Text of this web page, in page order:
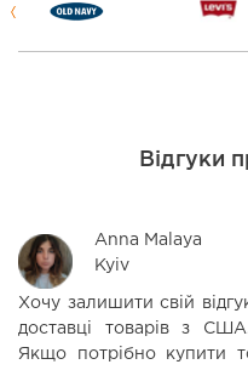
Відгуки
Anna Malaya
Kyiv
Хочу залишити свій
доставці товарів з
Якщо потрібно купити